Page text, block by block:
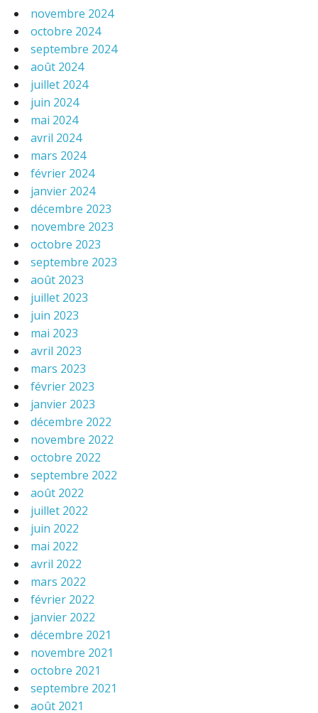
novembre 2024
octobre 2024
septembre 2024
août 2024
juillet 2024
juin 2024
mai 2024
avril 2024
mars 2024
février 2024
janvier 2024
décembre 2023
novembre 2023
octobre 2023
septembre 2023
août 2023
juillet 2023
juin 2023
mai 2023
avril 2023
mars 2023
février 2023
janvier 2023
décembre 2022
novembre 2022
octobre 2022
septembre 2022
août 2022
juillet 2022
juin 2022
mai 2022
avril 2022
mars 2022
février 2022
janvier 2022
décembre 2021
novembre 2021
octobre 2021
septembre 2021
août 2021